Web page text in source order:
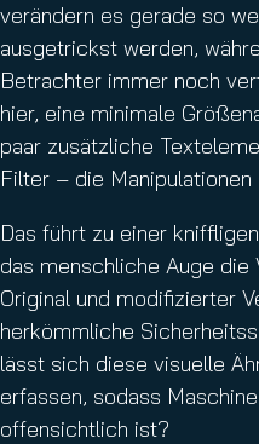
verändern es gerade so
ausgetrickst werden,
Betrachter immer noch
hier, eine minimale
paar zusätzliche
Filter – die
Das führt zu einer
das menschliche Auge
Original und modifizierter
herkömmliche
lässt sich diese visuelle
erfassen, sodass
offensichtlich ist?